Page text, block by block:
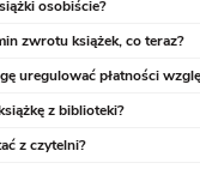
osobiście?
zwrotu książek, co teraz?
uregulować płatności
z biblioteki?
z czytelni?